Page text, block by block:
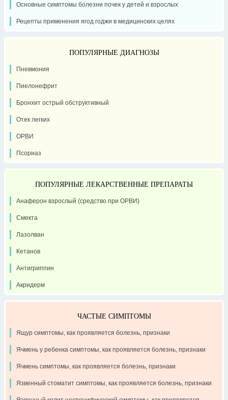
Основные симптомы болезни почек у детей и взрослых
Рецепты применения ягод годжи в медицинских целях
ПОПУЛЯРНЫЕ ДИАГНОЗЫ
Пневмония
Пиелонефрит
Бронхит острый обструктивный
Отек легких
ОРВИ
Псориаз
ПОПУЛЯРНЫЕ ЛЕКАРСТВЕННЫЕ ПРЕПАРАТЫ
Анаферон взрослый (средство при ОРВИ)
Смекта
Лазолван
Кетанов
Антигриппин
Акридерм
ЧАСТЫЕ СИМПТОМЫ
Ящур симптомы, как проявляется болезнь, признаки
Ячмень у ребенка симптомы, как проявляется болезнь, признаки
Ячмень симптомы, как проявляется болезнь, признаки
Язвенный стоматит симптомы, как проявляется болезнь, признаки